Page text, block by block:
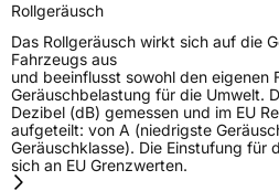
EPREL ID 982433
Allgemeine Produktsicherheit
HerstellerkontaktDavanti World
CS Amsterdam
tyres.com
Rollgeräusch
Das Rollgeräusch wirkt sich auf die
Fahrzeugs aus
und beeinflusst sowohl den eigenen
Geräuschbelastung für die Umwelt.
Dezibel (dB) gemessen und im EU
aufgeteilt: von A (niedrigste
Geräuschklasse). Die Einstufung für
sich an EU Grenzwerten.